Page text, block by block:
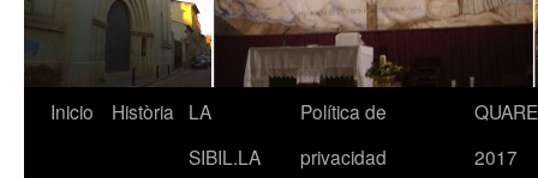
Inicio Història
LA
SIBIL.LA
Política de
privacidad
2017